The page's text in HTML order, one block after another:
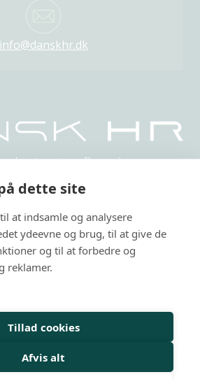
info@danskhr.dk
største uafhængige,
dette site
at indsamle og analysere
ydeevne og brug, til at give de
og til at forbedre og
reklamer.
Tillad cookies
Afvis alt